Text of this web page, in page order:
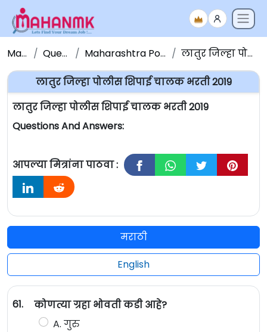
Maha NMK Question Papers Maharashtra Police Bharati Question Paper लातुर जिल्हा पोलीस शिपाई चालक भरती 2019
लातुर जिल्हा पोलीस शिपाई चालक भरती 2019
लातुर जिल्हा पोलीस शिपाई चालक भरती 2019
Questions And Answers:
आपल्या मित्रांना पाठवा :
मराठी
English
61.
कोणत्या ग्रहा भोवती कडी आहे?
A. गुरु